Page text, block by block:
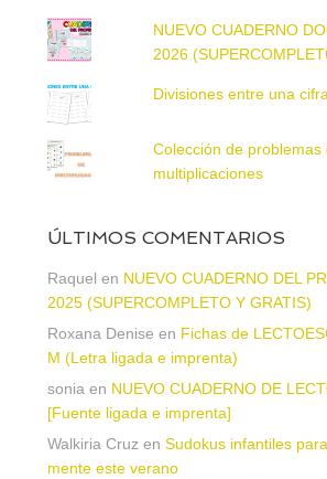
NUEVO CUADERNO
2026
Divisiones entre una cifra
Colección de problemas
multiplicaciones
ÚLTIMOS COMENTARIOS
Raquel en NUEVO CUADERNO DEL
2025 (SUPERCOMPLETO Y GRATIS)
Roxana Denise en Fichas de
M (Letra ligada e imprenta)
sonia en NUEVO CUADERNO DE
[Fuente ligada e imprenta]
Walkiria Cruz en Sudokus infantiles
mente este verano